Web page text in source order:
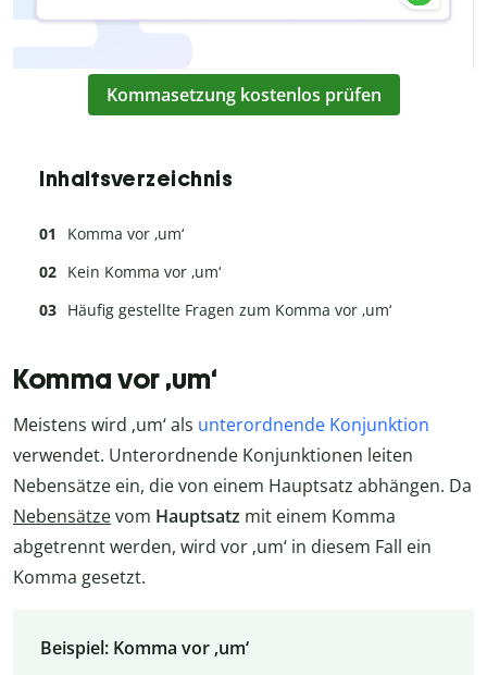
Kommasetzung kostenlos prüfen
Inhaltsverzeichnis
Komma vor ‚um‘
Kein Komma vor ‚um‘
Häufig gestellte Fragen zum Komma vor ‚um‘
Komma vor ‚um‘
Meistens wird ‚um‘ als unterordnende Konjunktion
verwendet. Unterordnende Konjunktionen leiten
Nebensätze ein, die von einem Hauptsatz abhängen. Da
Nebensätzevom Hauptsatz mit einem Komma
abgetrennt werden, wird vor ‚um‘ in diesem Fall ein
Komma gesetzt.
Beispiel: Komma vor ‚um‘